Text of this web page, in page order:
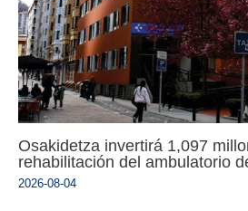
Osakidetza invertirá 1,097
rehabilitación del ambulatorio
2026-08-04